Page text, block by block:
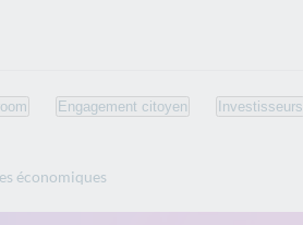
Engagement citoyen Investisseurs
économiques